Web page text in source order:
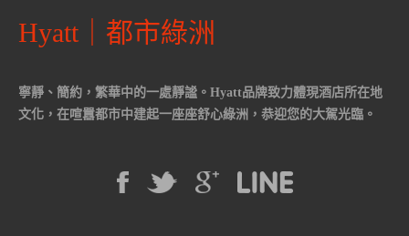
Hyatt｜都市綠洲
寧靜、簡約，繁華中的一處靜謐。Hyatt品牌致力體現酒店所在地
文化，在喧囂都市中建起一座座舒心綠洲，恭迎您的大駕光臨。